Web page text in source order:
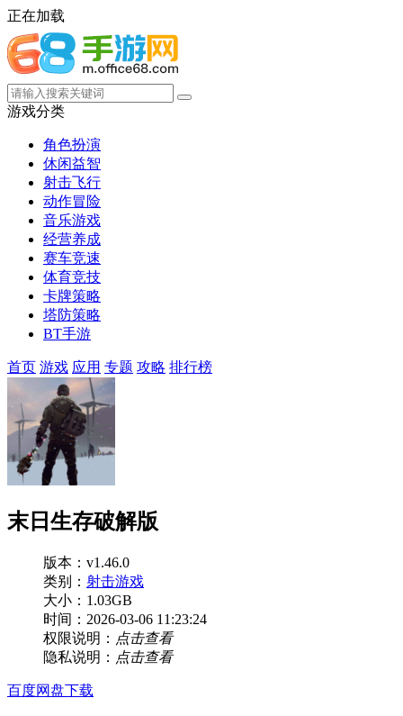
正在加载
游戏分类
角色扮演
休闲益智
射击飞行
动作冒险
音乐游戏
经营养成
赛车竞速
体育竞技
卡牌策略
塔防策略
BT手游
首页 游戏 应用 专题 攻略 排行榜
末日生存破解版
版本：v1.46.0
类别： 射击游戏
大小：1.03GB
时间：2026-03-06 11:23:24
权限说明： 点击查看
隐私说明： 点击查看
百度网盘下载